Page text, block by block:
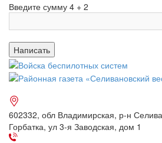
Введите сумму 4 + 2
602332, обл Владимирская, р-н
Горбатка, ул 3-я Заводская, дом 1